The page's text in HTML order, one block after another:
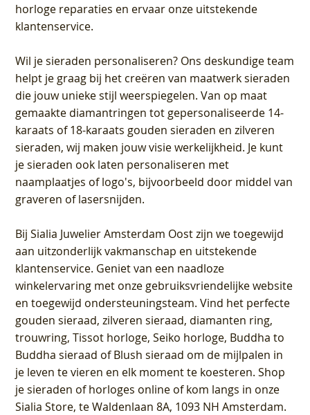
horloge reparaties en ervaar onze uitstekende
klantenservice.
Wil je sieraden personaliseren? Ons deskundige team
helpt je graag bij het creëren van maatwerk sieraden
die jouw unieke stijl weerspiegelen. Van op maat
gemaakte diamantringen tot gepersonaliseerde 14-
karaats of 18-karaats gouden sieraden en zilveren
sieraden, wij maken jouw visie werkelijkheid. Je kunt
je sieraden ook laten personaliseren met
naamplaatjes of logo's, bijvoorbeeld door middel van
graveren of lasersnijden.
BijSialia Juwelier Amsterdam Oostzijn we toegewijd
aan uitzonderlijk vakmanschap en uitstekende
klantenservice. Geniet van een naadloze
winkelervaring met onze gebruiksvriendelijke website
en toegewijd ondersteuningsteam. Vind het perfecte
gouden sieraad, zilveren sieraad, diamanten ring,
trouwring, Tissot horloge, Seiko horloge, Buddha to
Buddha sieraad of Blush sieraad om de mijlpalen in
je leven te vieren en elk moment te koesteren. Shop
je sieraden of horloges online of kom langs in onze
Sialia Store, te Waldenlaan 8A, 1093 NH Amsterdam.